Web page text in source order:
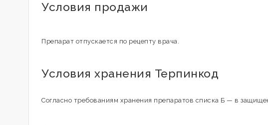
Условия продажи
Препарат отпускается по рецепту врача.
Условия хранения Терпинкод
Согласно требованиям хранения препаратов списка Б — в